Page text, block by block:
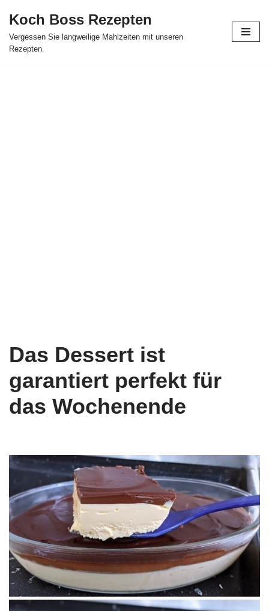
Skip
to
Koch Boss Rezepten
Vergessen Sie langweilige Mahlzeiten mit unseren
Rezepten.
Das Dessert ist
garantiert perfekt für
das Wochenende